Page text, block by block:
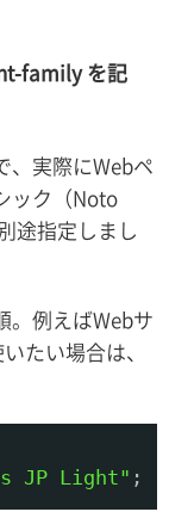
family を記
、実際にWebペ
ック（Noto
途指定しまし
。例えばWebサ
たい場合は、
JP Light" ;